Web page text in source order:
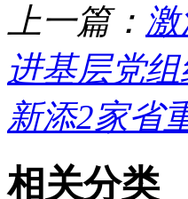
上一篇：
进基层党
新添2家省
相关分类